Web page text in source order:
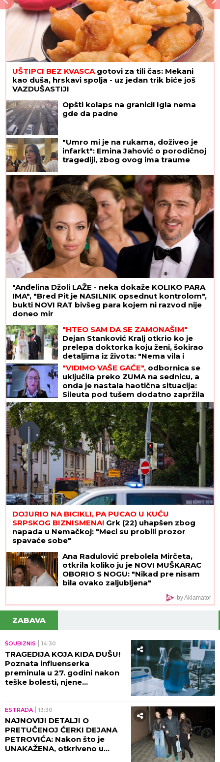
UŠTIPCI BEZ KVASCAgotovi za tili čas: Mekani
kao duša, hrskavi spolja - uz jedan trik biće još
VAZDUŠASTIJI
Opšti kolaps na granici! Igla nema
gde da padne
"Umro mi je na rukama, doživeo je
infarkt": Emina Jahović o porodičnoj
tragediji, zbog ovog ima traume
"Anđelina Džoli LAŽE - neka dokaže KOLIKO PARA
IMA", "Bred Pit je NASILNIK opsednut kontrolom",
bukti NOVI RAT bivšeg para kojem ni razvod nije
doneo mir
"HTEO SAM DA SE ZAMONAŠIM"
Dejan Stanković Kralj otkrio ko je
prelepa doktorka koju ženi, šokirao
detaljima iz života: "Nema vila i
kamiona" (VIDEO)
"VIDIMO VAŠE GAĆE", odbornica se
uključila preko ZUMA na sednicu, a
onda je nastala haotična situacija:
Sileuta pod tušem dodatno zapržila
čorbu
DOJURIO NA BICIKLI, PA PUCAO U KUĆU
SRPSKOG BIZNISMENA! Grk (22) uhapšen zbog
napada u Nemačkoj: "Meci su probili prozor
spavaće sobe"
Ana Radulović prebolela Mirčeta,
otkrila koliko ju je NOVI MUŠKARAC
OBORIO S NOGU: "Nikad pre nisam
bila ovako zaljubljena"
by Aklamator
ZABAVA
ŠOUBIZNIS 14:30
TRAGEDIJA KOJA KIDA DUŠU!
Poznata influenserka
preminula u 27. godini nakon
teške bolesti, njene
ESTRADA 13:30
NAJNOVIJI DETALJI O
PRETUČENOJ ĆERKI DEJANA
PETROVIĆA: Nakon što je
UNAKAŽENA, otkriveno u